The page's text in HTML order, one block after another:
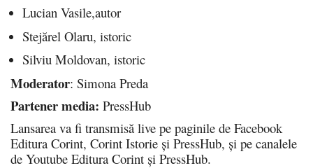
Lucian Vasile,autor
Stejărel Olaru, istoric
Silviu Moldovan, istoric
Moderator: Simona Preda
Partener media: PressHub
Lansarea va fi transmisă live pe paginile de Facebook
Editura Corint, Corint Istorie și PressHub, și pe canalele
de Youtube Editura Corint și PressHub.